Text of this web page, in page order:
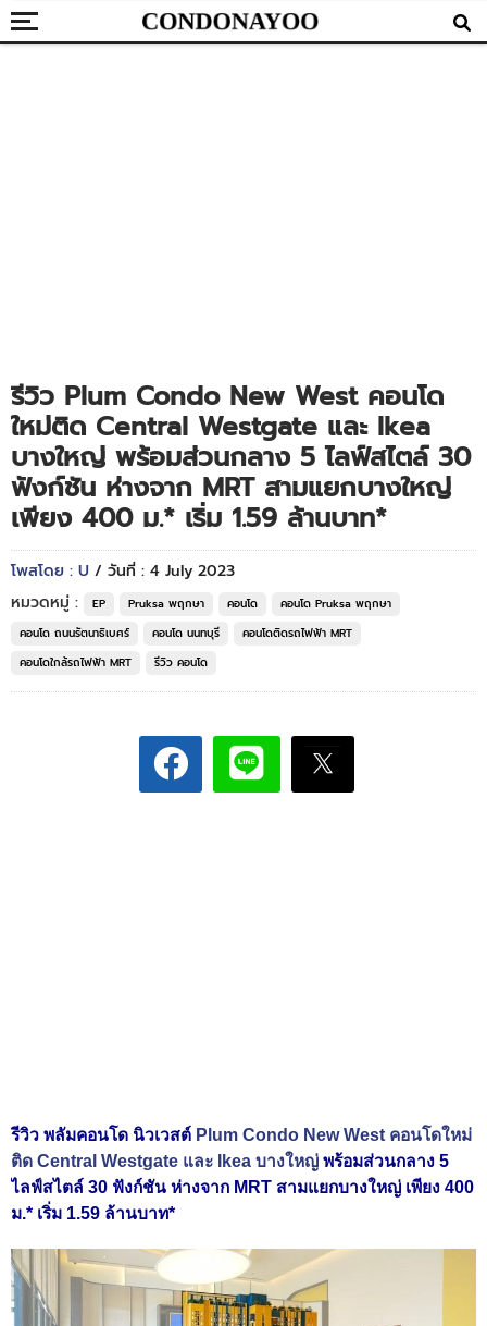
รีวิว Plum Condo New West คอนโด
ใหม่ติด Central Westgate และ Ikea
บางใหญ่ พร้อมส่วนกลาง 5 ไลฟ์สไตล์ 30
ฟังก์ชัน ห่างจาก MRT สามแยกบางใหญ่
เพียง 400 ม.* เริ่ม 1.59 ล้านบาท*
โพสโดย : U / วันที่ : 4 July 2023
หมวดหมู่ :
EP Pruksa พฤกษา คอนโด
คอนโด Pruksa พฤกษา
คอนโด ถนนรัตนาธิเบศร์
คอนโด นนทบุรี
คอนโดติดรถไฟฟ้า MRT
คอนโดใกล้รถไฟฟ้า MRT
รีวิว คอนโด
รีวิว พลัมคอนโด นิวเวสต์ Plum Condo New West คอนโดใหม่
ติด Central Westgate และ Ikea บางใหญ่ พร้อมส่วนกลาง 5
ไลฟ์สไตล์ 30 ฟังก์ชัน ห่างจาก MRT สามแยกบางใหญ่ เพียง 400
ม.* เริ่ม 1.59 ล้านบาท*